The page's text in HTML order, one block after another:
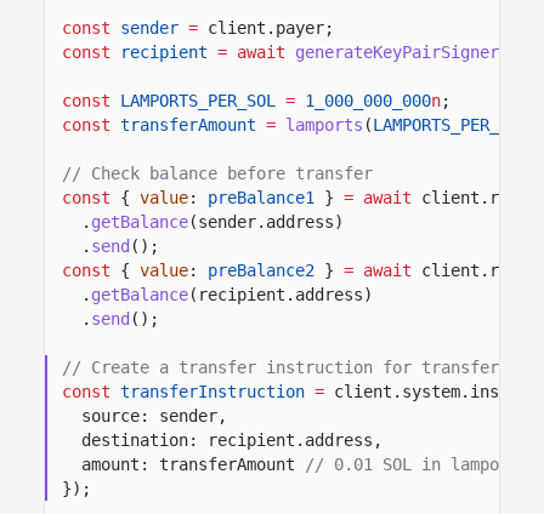
const sender = client.payer;
const
recipient = await generateKeyPairSigner
const LAMPORTS_PER_SOL = 1_000_000_000n;
const transferAmount = lamports (LAMPORTS_PER_SOL
// Check balance before transfer
const
{ value: preBalance1 } = await
client.rpc
. getBalance(sender.address)
. send ();
const
{ value: preBalance2 } = await
client.rpc
. getBalance(recipient.address)
. send ();
// Create a transfer instruction for transferring
const transferInstruction =
source: sender,
destination: recipient.address,
amount: transferAmount
// 0.01 SOL in lamports
});